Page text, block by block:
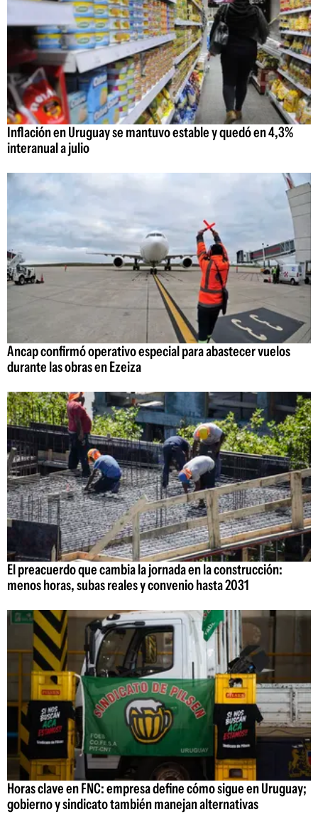
Inflación en Uruguay se mantuvo estable y quedó en 4,3%
interanual a julio
Ancap confirmó operativo especial para abastecer vuelos
durante las obras en Ezeiza
El preacuerdo que cambia la jornada en la construcción:
menos horas, subas reales y convenio hasta 2031
Horas clave en FNC: empresa define cómo sigue en Uruguay;
gobierno y sindicato también manejan alternativas